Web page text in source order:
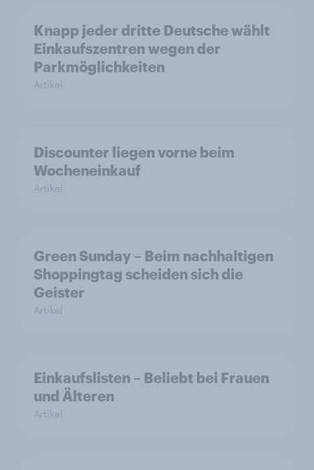
Knapp jeder dritte Deutsche wählt
Einkaufszentren wegen der
Parkmöglichkeiten
Artikel
Discounter liegen vorne beim
Wocheneinkauf
Artikel
Green Sunday – Beim nachhaltigen
Shoppingtag scheiden sich die
Geister
Artikel
Einkaufslisten – Beliebt bei Frauen
und Älteren
Artikel